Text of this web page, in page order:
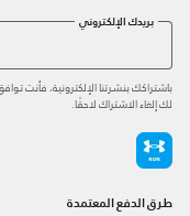
بريدك الإلكتروني
باشتراكك بنشرتنا الإلكترونية، فأنت
لك إلغاء الاشتراك لاحقًا.
طرق الدفع المعتمدة